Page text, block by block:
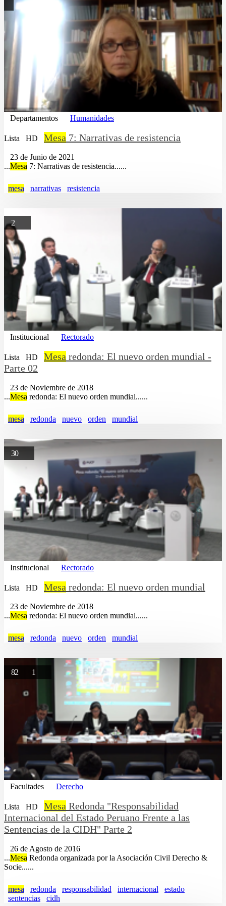
Departamentos Humanidades
Lista HD Mesa 7: Narrativas de resistencia
23 de Junio de 2021
...Mesa 7: Narrativas de resistencia......
mesa narrativas resistencia
2
Institucional Rectorado
Lista HD Mesa redonda: El nuevo orden mundial -
Parte 02
23 de Noviembre de 2018
...Mesa redonda: El nuevo orden mundial......
mesa redonda nuevo orden mundial
30
Institucional Rectorado
Lista HD Mesa redonda: El nuevo orden mundial
23 de Noviembre de 2018
...Mesa redonda: El nuevo orden mundial......
mesa redonda nuevo orden mundial
82 1
Facultades Derecho
Lista HD Mesa Redonda "Responsabilidad
Internacional del Estado Peruano Frente a las
Sentencias de la CIDH" Parte 2
26 de Agosto de 2016
...Mesa Redonda organizada por la Asociación Civil Derecho &
Socie......
mesa redonda responsabilidad internacional
estado
sentencias
cidh